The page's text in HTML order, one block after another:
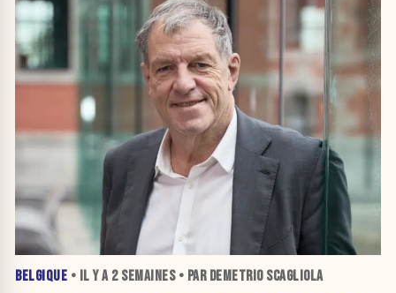
BELGIQUE • IL Y A 2 SEMAINES• PAR DEMETRIO SCAGLIOLA